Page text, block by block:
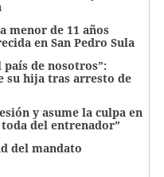
menor de 11 años
en San Pedro Sula
país de nosotros”:
su hija tras arresto de
y asume la culpa en
del entrenador”
del mandato